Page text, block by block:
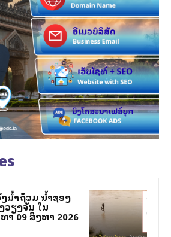
ງນ້ຳຖ້ວມ ນ້ຳຊອງ
ວຽງຈັນ ໃນ
າ 09 ສິງຫາ 2026